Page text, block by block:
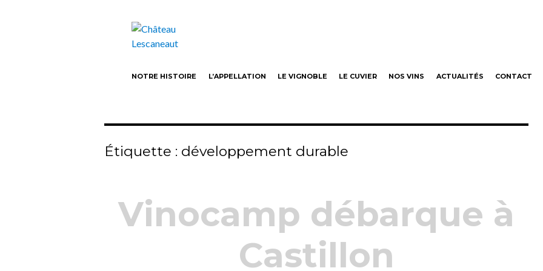
Château Lescaneaut
NOTRE HISTOIRE L’APPELLATION LE VIGNOBLE LE CUVIER NOS VINS ACTUALITÉS CONTACT
Étiquette : développement durable
Vinocamp débarque à
Castillon